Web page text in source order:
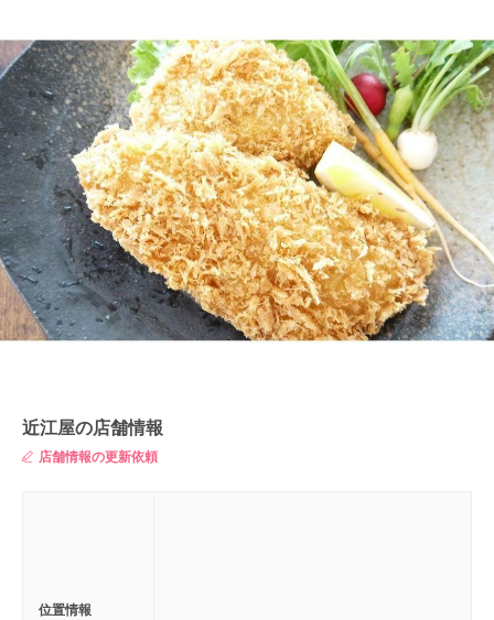
近江屋の店舗情報
店舗情報の更新依頼
位置情報